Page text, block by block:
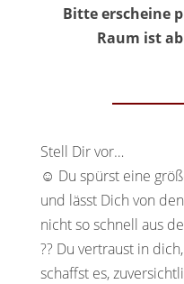
Bitte erscheine
Raum ist
Stell Dir vor…
☺️ Du spürst eine
und lässt Dich von
nicht so schnell aus
?? Du vertraust in
schaffst es,